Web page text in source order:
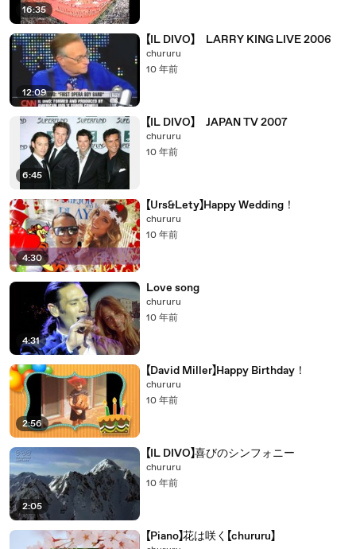
16:35
12:09
【IL DIVO】 LARRY KING LIVE 2006
chururu
10 年前
6:45
【IL DIVO】 JAPAN TV 2007
chururu
10 年前
4:30
【Urs&Lety】Happy Wedding！
chururu
10 年前
4:31
Love song
chururu
10 年前
2:56
【David Miller】Happy Birthday！
chururu
10 年前
2:05
【IL DIVO】喜びのシンフォニー
chururu
10 年前
【Piano】花は咲く【chururu】